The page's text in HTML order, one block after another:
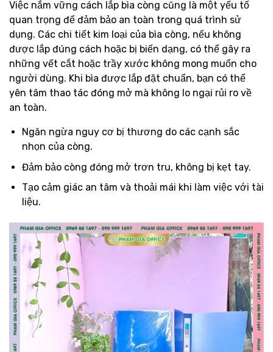
Việc nắm vững cách lắp bìa còng cũng là một yếu tố
quan trọng để đảm bảo an toàn trong quá trình sử
dụng. Các chi tiết kim loại của bìa còng, nếu không
được lắp đúng cách hoặc bị biến dạng, có thể gây ra
những vết cắt hoặc trầy xước không mong muốn cho
người dùng. Khi bìa được lắp đặt chuẩn, bạn có thể
yên tâm thao tác đóng mở mà không lo ngại rủi ro về
an toàn.
Ngăn ngừa nguy cơ bị thương do các cạnh sắc
nhọn của còng.
Đảm bảo còng đóng mở trơn tru, không bị kẹt tay.
Tạo cảm giác an tâm và thoải mái khi làm việc với tài
liệu.